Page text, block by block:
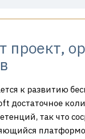
проект,
к развитию
достаточное
так что